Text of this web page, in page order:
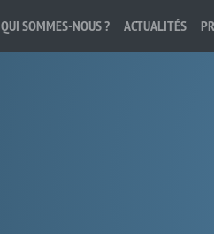
QUI SOMMES-NOUS ? ACTUALITÉS